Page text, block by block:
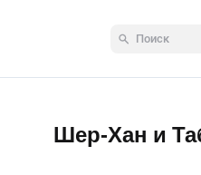
Шер-Хан и